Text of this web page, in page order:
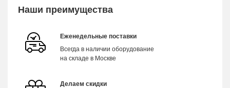
Наши преимущества
Еженедельные поставки
Всегда в наличии оборудование
на складе в Москве
Делаем скидки